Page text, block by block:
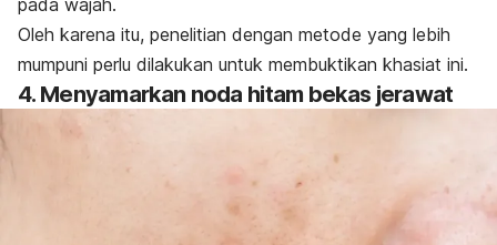
pada wajah.
Oleh karena itu, penelitian dengan metode yang lebih
mumpuni perlu dilakukan untuk membuktikan khasiat ini.
4. Menyamarkan noda hitam bekas jerawat